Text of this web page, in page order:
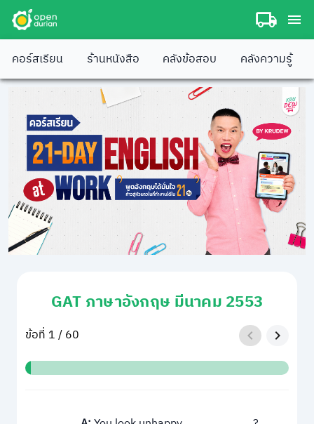
คอร์สเรียน ร้านหนังสือ คลังข้อสอบ คลังความรู้
GAT ภาษาอังกฤษ มีนาคม 2553
ข้อที่ 1 / 60